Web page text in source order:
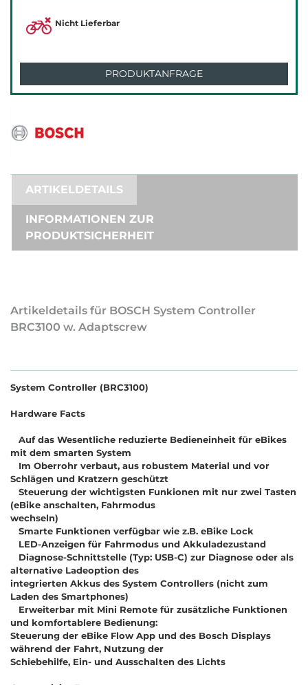
Nicht Lieferbar
PRODUKTANFRAGE
ARTIKELDETAILS
INFORMATIONEN ZUR
PRODUKTSICHERHEIT
Artikeldetails für BOSCH System Controller
BRC3100 w. Adaptscrew
System Controller (BRC3100)
Hardware Facts
Auf das Wesentliche reduzierte Bedieneinheit für eBikes
mit dem smarten System
Im Oberrohr verbaut, aus robustem Material und vor
Schlägen und Kratzern geschützt
Steuerung der wichtigsten Funkionen mit nur zwei Tasten
(eBike anschalten, Fahrmodus
wechseln)
Smarte Funktionen verfügbar wie z.B. eBike Lock
LED-Anzeigen für Fahrmodus und Akkuladezustand
Diagnose-Schnittstelle (Typ: USB-C) zur Diagnose oder als
alternative Ladeoption des
integrierten Akkus des System Controllers (nicht zum
Laden des Smartphones)
Erweiterbar mit Mini Remote für zusätzliche Funktionen
und komfortablere Bedienung:
Steuerung der eBike Flow App und des Bosch Displays
während der Fahrt, Nutzung der
Schiebehilfe, Ein- und Ausschalten des Lichts